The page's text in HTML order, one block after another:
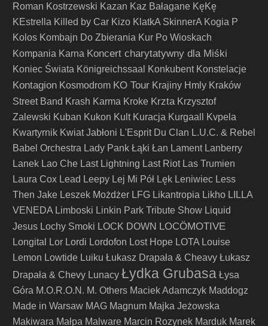
Roman Kostrzewski Kazan Kaz Bałagane KęKę
KEstrella Killed by Car Kizo KlatkA SkinnerA Kogia P
Kolos Kombajn Do Zbierania Kur Po Wioskach
Kompania Karna Koncert charytatywny dla Miśki
Koniec Świata Königreichssaal Konkubent Konstelacje
Kontagion Kosmodrom KO Tour Krajiny Hmly Kraków
Street Band Krash Karma Kroke Krzta Krzysztof
Zalewski Kuban Kukon Kult Kuracja Kurgaall
Kvpela
Kwartyrnik Kwiat Jabłoni L'Esprit Du Clan L.U.C. & Rebel
Babel Orchestra Lady Pank Łąki Łan Lament Lanberry
Lanek Lao Che Last Lightning Last Riot Las Trumien
Laura Cox Lead Leepy Lej Mi Pół Lęk Leniwiec Less
Then Jake Leszek Możdżer LFG Likantropia Likho LILLA
VENEDA Limboski Linkin Park Tribute Show Liquid
Jesus Lochy Smoki LOCK DOWN LOCÖMOTIVE
Longital Lor Lordi Lordofon Lost Hope LOTA Louise
Lemon Lowtide Luiku Łukasz Drapała & Cheavy Łukasz
Drapała & Chevy Lunacy Łydka Grubasa Łysa
Góra M.O.R.O.N. M. Others Maciek Adamczyk Maddogz
Made in Warsaw MAG Magnum Majka Jeżowska
Makiwara Małpa Malware Marcin Rozynek Marduk Marek